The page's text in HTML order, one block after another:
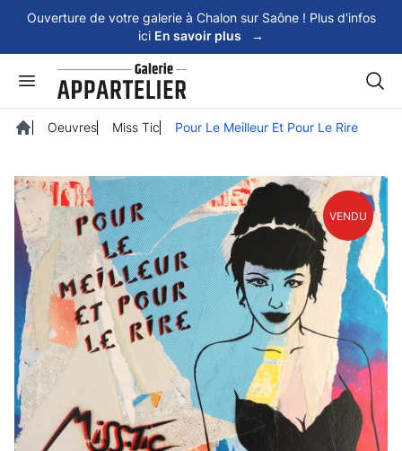
Ouverture de votre galerie à Chalon sur Saône ! Plus d'infos
ici En savoir plus →
Oeuvres Miss Tic Pour Le Meilleur Et Pour Le Rire
VENDU
Panneau de gestion des cookies